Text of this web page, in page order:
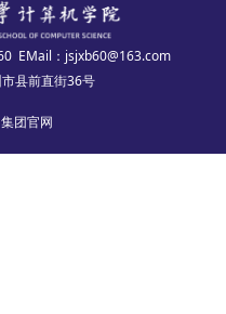
EMail：jsjxb60@163.com
县前直街36号
集团官网